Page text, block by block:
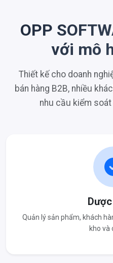
OPP
với mô
Thiết kế cho doanh
bán hàng B2B, nhiều
nhu cầu kiểm
Quản lý sản phẩm, khách
kho và